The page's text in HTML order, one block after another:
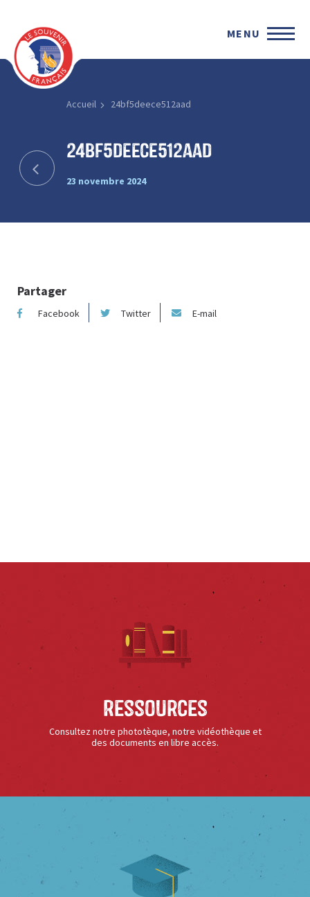
MENU
Accueil 24bf5deece512aad
24bf5deece512aad
23 novembre 2024
Partager
Facebook Twitter E-mail
Ressources
Consultez notre phototèque, notre vidéothèque et
des documents en libre accès.